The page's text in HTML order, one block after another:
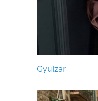
Gyulzar